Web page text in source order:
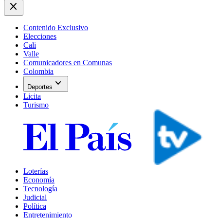
close
Contenido Exclusivo
Elecciones
Cali
Valle
Comunicadores en Comunas
Colombia
Deportes expand_more
Licita
Turismo
Loterías
Economía
Tecnología
Judicial
Política
Entretenimiento